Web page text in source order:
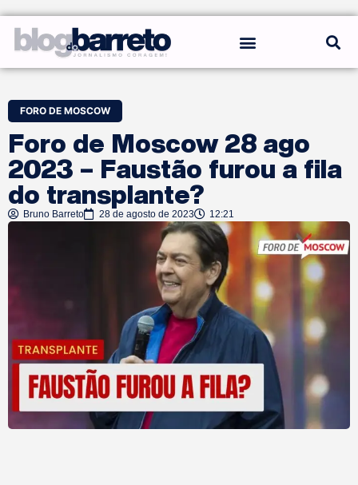
FORO DE MOSCOW
Foro de Moscow 28 ago
2023 – Faustão furou a fila
do transplante?
Bruno Barreto 28 de agosto de 2023 12:21